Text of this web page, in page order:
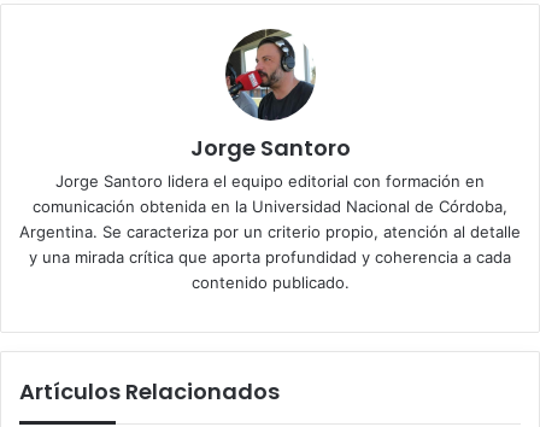
Jorge Santoro
Jorge Santoro lidera el equipo editorial con formación en
comunicación obtenida en la Universidad Nacional de Córdoba,
Argentina. Se caracteriza por un criterio propio, atención al detalle
y una mirada crítica que aporta profundidad y coherencia a cada
contenido publicado.
Artículos Relacionados